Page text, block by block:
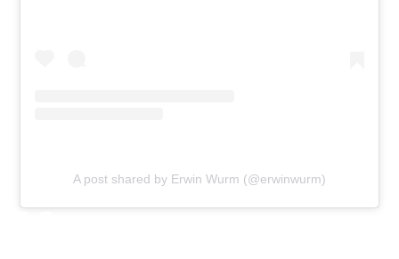
A post shared by Erwin Wurm (@erwinwurm)